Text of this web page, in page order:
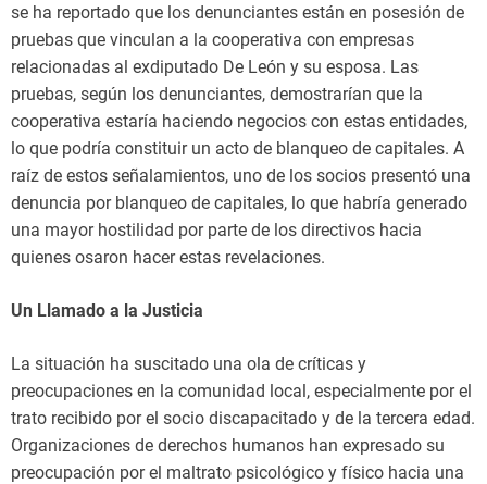
se ha reportado que los denunciantes están en posesión de
pruebas que vinculan a la cooperativa con empresas
relacionadas al exdiputado De León y su esposa. Las
pruebas, según los denunciantes, demostrarían que la
cooperativa estaría haciendo negocios con estas entidades,
lo que podría constituir un acto de blanqueo de capitales. A
raíz de estos señalamientos, uno de los socios presentó una
denuncia por blanqueo de capitales, lo que habría generado
una mayor hostilidad por parte de los directivos hacia
quienes osaron hacer estas revelaciones.
Un Llamado a la Justicia
La situación ha suscitado una ola de críticas y
preocupaciones en la comunidad local, especialmente por el
trato recibido por el socio discapacitado y de la tercera edad.
Organizaciones de derechos humanos han expresado su
preocupación por el maltrato psicológico y físico hacia una